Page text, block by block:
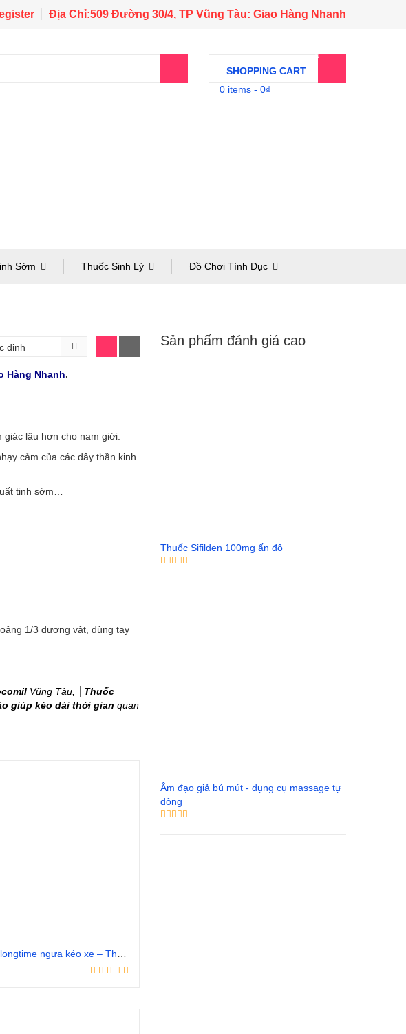
Địa Chỉ:509 Đường 30/4, TP Vũng Tàu: Giao Hàng Nhanh
SHOPPING CART
0 items - 0₫
0
Sớm Thuốc Sinh Lý Đồ Chơi Tình Dục
Hàng Nhanh.
lâu hơn cho nam giới.
cảm của các dây thần kinh
tinh sớm…
1/3 dương vật, dùng tay
Vũng Tàu,
Thuốc
giúp kéo dài thời gian quan
Sản phẩm đánh giá cao
Thuốc Sifilden 100mg ấn độ
Âm đạo giả bú mút - dụng cụ massage tự
động